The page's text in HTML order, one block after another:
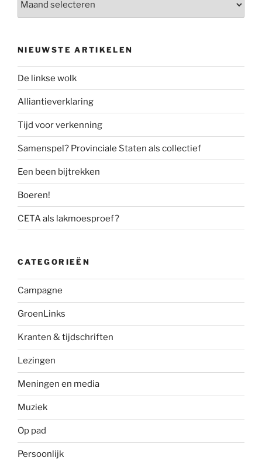
NIEUWSTE ARTIKELEN
De linkse wolk
Alliantieverklaring
Tijd voor verkenning
Samenspel? Provinciale Staten als collectief
Een been bijtrekken
Boeren!
CETA als lakmoesproef?
CATEGORIEËN
Campagne
GroenLinks
Kranten & tijdschriften
Lezingen
Meningen en media
Muziek
Op pad
Persoonlijk